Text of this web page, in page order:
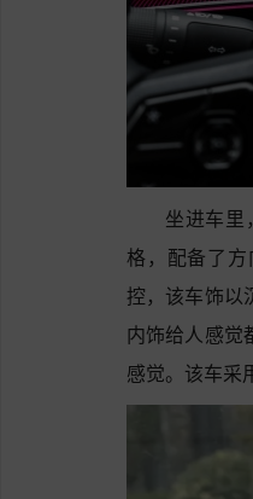
坐进车里
格，配备了
控，该车饰以
内饰给人感觉
感觉。该车采